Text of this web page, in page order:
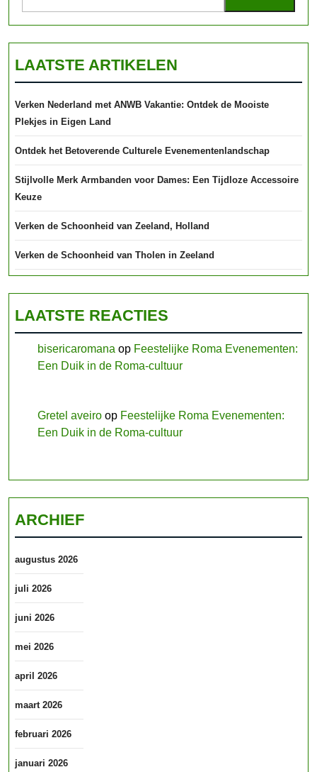
LAATSTE ARTIKELEN
Verken Nederland met ANWB Vakantie: Ontdek de Mooiste
Plekjes in Eigen Land
Ontdek het Betoverende Culturele Evenementenlandschap
Stijlvolle Merk Armbanden voor Dames: Een Tijdloze Accessoire
Keuze
Verken de Schoonheid van Zeeland, Holland
Verken de Schoonheid van Tholen in Zeeland
LAATSTE REACTIES
bisericaromana op Feestelijke Roma Evenementen:
Een Duik in de Roma-cultuur
Gretel aveiro op Feestelijke Roma Evenementen:
Een Duik in de Roma-cultuur
ARCHIEF
augustus 2026
juli 2026
juni 2026
mei 2026
april 2026
maart 2026
februari 2026
januari 2026